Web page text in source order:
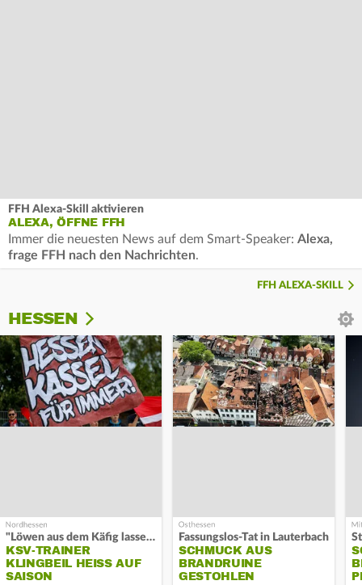
FFH Alexa-Skill aktivieren
ALEXA, ÖFFNE FFH
Immer die neuesten News auf dem Smart-Speaker: Alexa,
frage FFH nach den Nachrichten.
FFH ALEXA-SKILL
HESSEN
"Löwen aus dem Käfig lassen"
KSV-TRAINER
KLINGBEIL HEISS AUF S
AISON
Fassungslos-Tat in Lauterbach
SCHMUCK AUS
BRANDRUINE
GESTOHLEN